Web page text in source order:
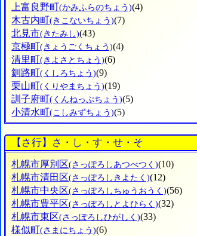
上富良野町(かみふらのちょう)(4)
木古内町(きこないちょう)(7)
北見市(きたみし)(43)
京極町(きょうごくちょう)(4)
清里町(きよさとちょう)(6)
釧路町(くしろちょう)(9)
栗山町(くりやまちょう)(19)
訓子府町(くんねっぷちょう)(5)
小清水町(こしみずちょう)(5)
【さ行】さ・し・す・せ・そ
札幌市厚別区(さっぽろしあつべつく)(10)
札幌市清田区(さっぽろしきよたく)(12)
札幌市中央区(さっぽろしちゅうおうく)(56)
札幌市豊平区(さっぽろしとよひらく)(32)
札幌市東区(さっぽろしひがしく)(33)
様似町(さまにちょう)(6)